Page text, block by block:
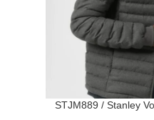
STJM889 / Stanley